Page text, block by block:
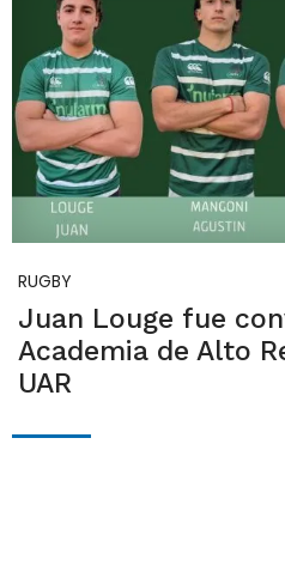
RUGBY
Juan Louge fue
Academia de Alto
UAR